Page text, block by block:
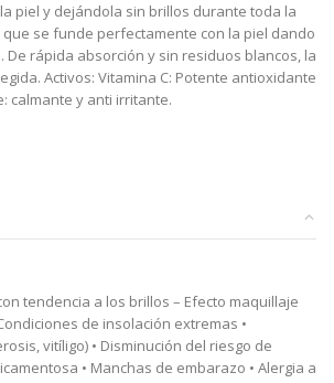
piel y dejándola sin brillos durante toda la
que se funde perfectamente con la piel dando
De rápida absorción y sin residuos blancos, la
Activos: Vitamina C: Potente antioxidante
calmante y anti irritante.
tendencia a los brillos – Efecto maquillaje
de insolación extremas •
vitíligo) • Disminución del riesgo de
• Manchas de embarazo • Alergia a